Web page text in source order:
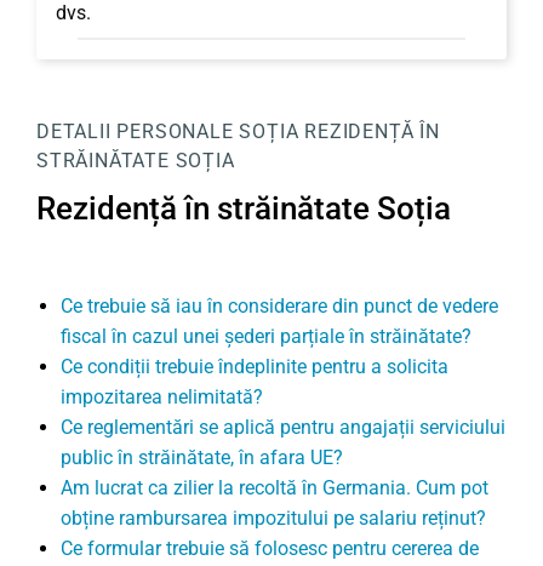
dvs.
DETALII PERSONALE SOȚIA REZIDENȚĂ ÎN
STRĂINĂTATE SOȚIA
Rezidență în străinătate Soția
Ce trebuie să iau în considerare din punct de vedere
fiscal în cazul unei șederi parțiale în străinătate?
Ce condiții trebuie îndeplinite pentru a solicita
impozitarea nelimitată?
Ce reglementări se aplică pentru angajații serviciului
public în străinătate, în afara UE?
Am lucrat ca zilier la recoltă în Germania. Cum pot
obține rambursarea impozitului pe salariu reținut?
Ce formular trebuie să folosesc pentru cererea de